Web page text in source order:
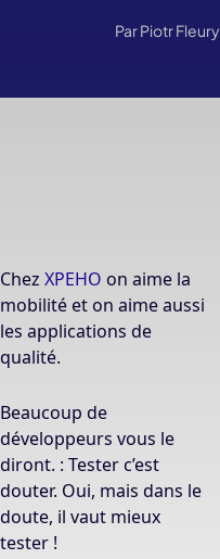
ParPiotr Fleury
ChezXPEHO on aime la
mobilité et on aime aussi
les applications de
qualité.
Beaucoup de
développeurs vous le
diront. : Tester c’est
douter. Oui, mais dans le
doute, il vaut mieux
tester !